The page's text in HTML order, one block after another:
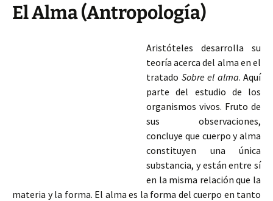
El Alma (Antropología)
Aristóteles desarrolla su
teoría acerca del alma en el
tratado Sobre el alma. Aquí
parte del estudio de los
organismos vivos. Fruto de
sus observaciones,
concluye que cuerpo y alma
constituyen una única
substancia, y están entre sí
en la misma relación que la
materia y la forma. El alma es la forma del cuerpo en tanto